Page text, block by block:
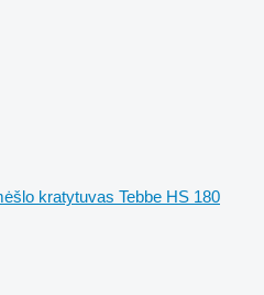
kratytuvas Tebbe HS 180